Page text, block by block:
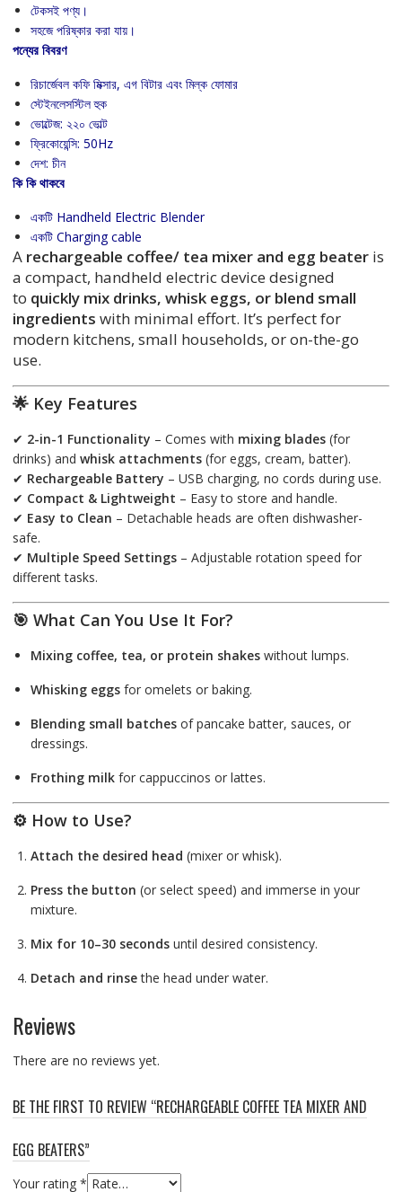
টেকসই পণ্য।
সহজে পরিষ্কার করা যায়।
পন্যের বিবরণ
রিচার্জেবল কফি মিক্সার, এগ বিটার এবং মিল্ক ফোমার
স্টেইনলেসস্টিল হুক
ভোল্টেজ: ২২০ ভোল্ট
ফ্রিকোয়েন্সি: 50Hz
দেশ: চীন
কি কি থাকবে
একটি Handheld Electric Blender
একটি Charging cable
A rechargeable coffee/ tea mixer and egg beateris
a compact, handheld electric device designed
to quickly mix drinks, whisk eggs, or blend small
ingredients with minimal effort. It’s perfect for
modern kitchens, small households, or on-the-go
use.
🌟 Key Features
✔ 2-in-1 Functionality – Comes with mixing blades(for
drinks) and whisk attachments(for eggs, cream, batter).
✔ Rechargeable Battery – USB charging, no cords during use.
✔ Compact & Lightweight – Easy to store and handle.
✔ Easy to Clean – Detachable heads are often dishwasher-
safe.
✔ Multiple Speed Settings– Adjustable rotation speed for
different tasks.
🎯 What Can You Use It For?
Mixing coffee, tea, or protein shakeswithout lumps.
Whisking eggsfor omelets or baking.
Blending small batchesof pancake batter, sauces, or
dressings.
Frothing milkfor cappuccinos or lattes.
⚙️ How to Use?
Attach the desired head (mixer or whisk).
Press the button (or select speed) and immerse in your
mixture.
Mix for 10–30 secondsuntil desired consistency.
Detach and rinsethe head under water.
Reviews
There are no reviews yet.
BE THE FIRST TO REVIEW “RECHARGEABLE COFFEE TEA MIXER AND
EGG BEATERS”
Your rating *